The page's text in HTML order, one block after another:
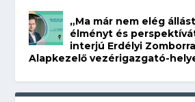
„Ma már nem elég
élményt és
interjú Erdélyi
Alapkezelő vezérigazgató-